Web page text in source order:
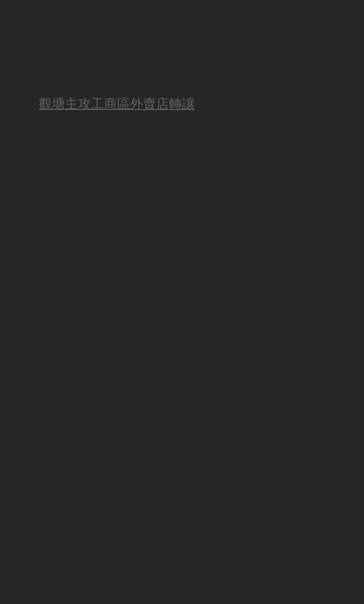
觀塘主攻工商區外賣店轉讓